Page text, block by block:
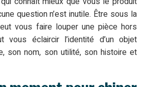
question n’est inutile. Être sous la
vous faire louper une pièce hors
vous éclaircir l’identité d’un objet
son nom, son utilité, son histoire et